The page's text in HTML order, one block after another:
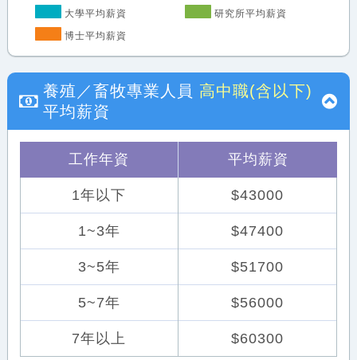
大學平均薪資
研究所平均薪資
博士平均薪資
養殖／畜牧專業人員 高中職(含以下)
平均薪資
工作年資 平均薪資
1年以下
1~3年
3~5年
5~7年
7年以上
$43000
$47400
$51700
$56000
$60300